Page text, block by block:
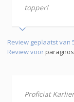
topper!
Review geplaatst van
Review voor
Proficiat